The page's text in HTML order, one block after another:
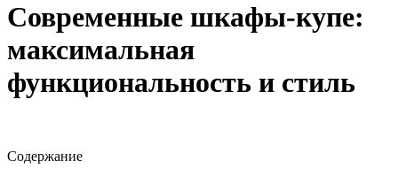
Современные шкафы-купе:
максимальная
функциональность и стиль
Содержание